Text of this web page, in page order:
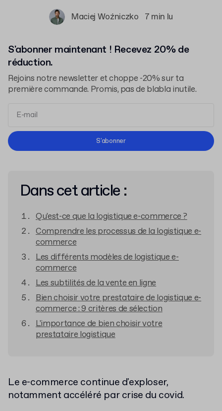
Maciej Woźniczko 7 min lu
S'abonner maintenant ! Recevez 20% de
réduction.
Rejoins notre newsletter et choppe -20% sur ta
première commande. Promis, pas de blabla inutile.
Conditions d'Utilisation
S'abonner
Dans cet article :
Qu'est-ce que la logistique e-commerce ?
Comprendre les processus de la logistique e-
commerce
Les différents modèles de logistique e-
commerce
Les subtilités de la vente en ligne
Bien choisir votre prestataire de logistique e-
commerce : 9 critères de sélection
L'importance de bien choisir votre
prestataire logistique
Le e-commerce continue d'exploser,
notamment accéléré par crise du covid.